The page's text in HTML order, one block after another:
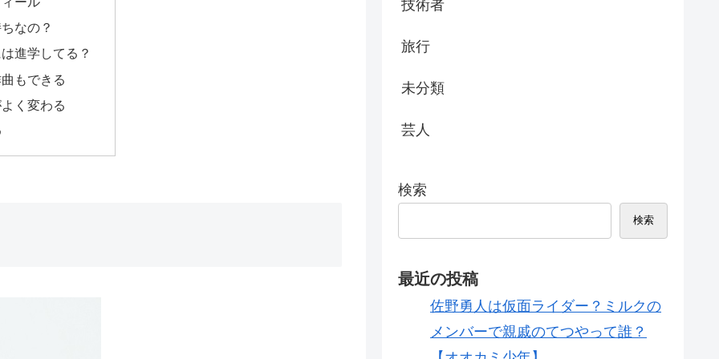
なの？
進学してる？
もできる
く変わる
技術者
旅行
未分類
芸人
検索
検索
最近の投稿
佐野勇人は仮面ライダー？ミルクの
メンバーで親戚のてつやって誰？